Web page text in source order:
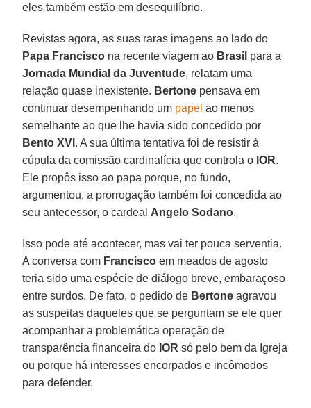
eles também estão em desequilíbrio.
Revistas agora, as suas raras imagens ao lado do
Papa Francisco na recente viagem ao Brasil para a
Jornada Mundial da Juventude, relatam uma
relação quase inexistente. Bertone pensava em
continuar desempenhando um papel ao menos
semelhante ao que lhe havia sido concedido por
Bento XVI . A sua última tentativa foi de resistir à
cúpula da comissão cardinalícia que controla o IOR.
Ele propôs isso ao papa porque, no fundo,
argumentou, a prorrogação também foi concedida ao
seu antecessor, o cardeal Angelo Sodano.
Isso pode até acontecer, mas vai ter pouca serventia.
A conversa com Francisco em meados de agosto
teria sido uma espécie de diálogo breve, embaraçoso
entre surdos. De fato, o pedido de Bertone agravou
as suspeitas daqueles que se perguntam se ele quer
acompanhar a problemática operação de
transparência financeira do IOR só pelo bem da Igreja
ou porque há interesses encorpados e incômodos
para defender.